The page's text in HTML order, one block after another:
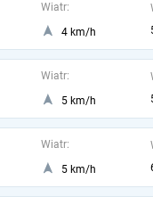
Wiatr:
4 km/h
Wiatr:
5 km/h
Wiatr:
5 km/h